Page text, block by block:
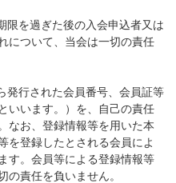
限を過ぎた後の入会申込者又は
について、当会は一切の責任
発行された会員番号、会員証等
いいます。）を、自己の責任
なお、登録情報等を用いた本
を登録したとされる会員によ
す。会員等による登録情報等
の責任を負いません。